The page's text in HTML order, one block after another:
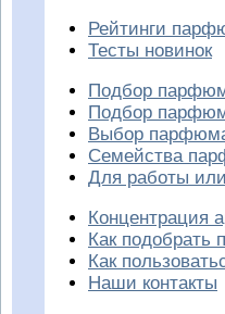
Рейтинги
Тесты новинок
Подбор
Подбор
Выбор
Семейства
Для работы
Концентрация
Как подобрать
Как
Наши контакты